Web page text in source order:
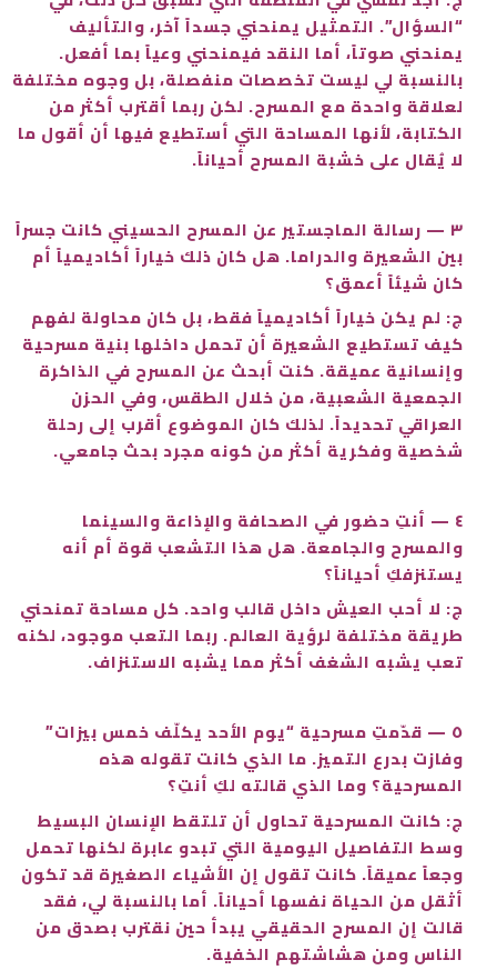
“السؤال”. التمثيل يمنحني جسداً آخر، والتأليف
يمنحني صوتاً، أما النقد فيمنحني وعياً بما أفعل.
بالنسبة لي ليست تخصصات منفصلة، بل وجوه مختلفة
لعلاقة واحدة مع المسرح. لكن ربما أقترب أكثر من
الكتابة، لأنها المساحة التي أستطيع فيها أن أقول ما
لا يُقال على خشبة المسرح أحياناً.
٣ — رسالة الماجستير عن المسرح الحسيني كانت جسراً
بين الشعيرة والدراما. هل كان ذلك خياراً أكاديمياً أم
كان شيئاً أعمق؟
ج: لم يكن خياراً أكاديمياً فقط، بل كان محاولة لفهم
كيف تستطيع الشعيرة أن تحمل داخلها بنية مسرحية
وإنسانية عميقة. كنت أبحث عن المسرح في الذاكرة
الجمعية الشعبية، من خلال الطقس، وفي الحزن
العراقي تحديداً. لذلك كان الموضوع أقرب إلى رحلة
شخصية وفكرية أكثر من كونه مجرد بحث جامعي.
٤ — أنتِ حضور في الصحافة والإذاعة والسينما
والمسرح والجامعة. هل هذا التشعب قوة أم أنه
يستنزفكِ أحياناً؟
ج: لا أحب العيش داخل قالب واحد. كل مساحة تمنحني
طريقة مختلفة لرؤية العالم. ربما التعب موجود، لكنه
تعب يشبه الشغف أكثر مما يشبه الاستنزاف.
٥ — قدّمتِ مسرحية “يوم الأحد يكلّف خمس بيزات”
وفازت بدرع التميز. ما الذي كانت تقوله هذه
المسرحية؟ وما الذي قالته لكِ أنتِ؟
ج: كانت المسرحية تحاول أن تلتقط الإنسان البسيط
وسط التفاصيل اليومية التي تبدو عابرة لكنها تحمل
وجعاً عميقاً. كانت تقول إن الأشياء الصغيرة قد تكون
أثقل من الحياة نفسها أحياناً. أما بالنسبة لي، فقد
قالت إن المسرح الحقيقي يبدأ حين نقترب بصدق من
الناس ومن هشاشتهم الخفية.